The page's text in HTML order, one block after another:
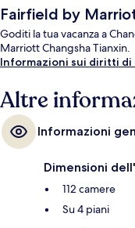
Fairfield by
Goditi la tua vacanza a
Marriott Changsha Tianxin.
Informazioni sui diritti di
Altre
Informazioni
Dimensioni
112 camere
Su 4 piani